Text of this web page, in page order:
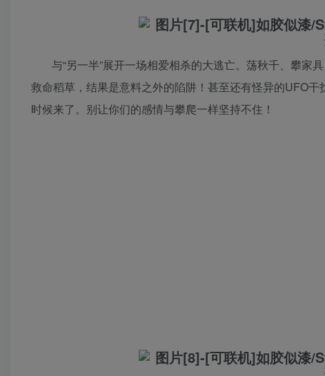
与“另一半”展开一场相爱相杀的大逃亡。荡秋千、攀家
救命稻草，结果是意料之外的陷阱！甚至还有怪异的UFO
时候来了。别让你们的感情与攀爬一样坚持不住！